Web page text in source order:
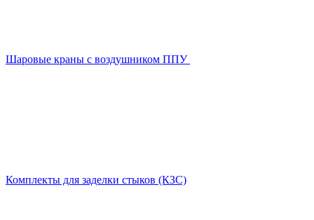
Шаровые краны с воздушником ППУ
Комплекты для заделки стыков (КЗС)